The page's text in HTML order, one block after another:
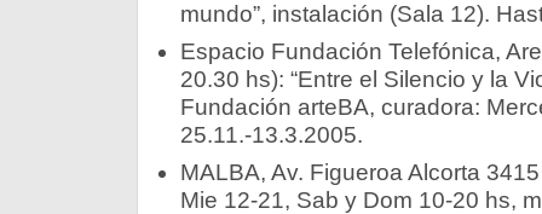
mundo”, instalación (Sala 12).
Espacio Fundación Telefónica,
20.30 hs): “Entre el Silencio y la
Fundación arteBA, curadora:
25.11.-13.3.2005.
MALBA, Av. Figueroa Alcorta
Mie 12-21, Sab y Dom 10-20 hs,